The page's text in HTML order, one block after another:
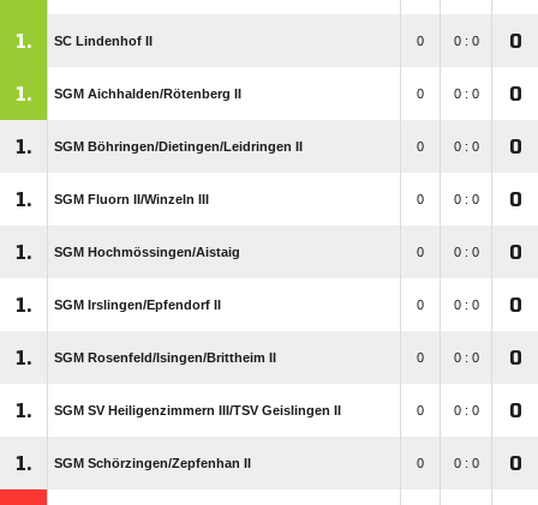
1. SC Lindenhof II 0 0 : 0 0
1. SGM Aichhalden/​Rötenberg II 0 0 : 0 0
1. SGM Böhringen/​Dietingen/​Leidringen II 0 0 : 0 0
1. SGM Fluorn II/​Winzeln III 0 0 : 0 0
1. SGM Hochmössingen/​Aistaig 0 0 : 0 0
1. SGM Irslingen/​Epfendorf II 0 0 : 0 0
1. SGM Rosenfeld/​Isingen/​Brittheim II 0 0 : 0 0
1. SGM SV Heiligenzimmern III/​TSV Geislingen II 0 0 : 0 0
1. SGM Schörzingen/​Zepfenhan II 0 0 : 0 0